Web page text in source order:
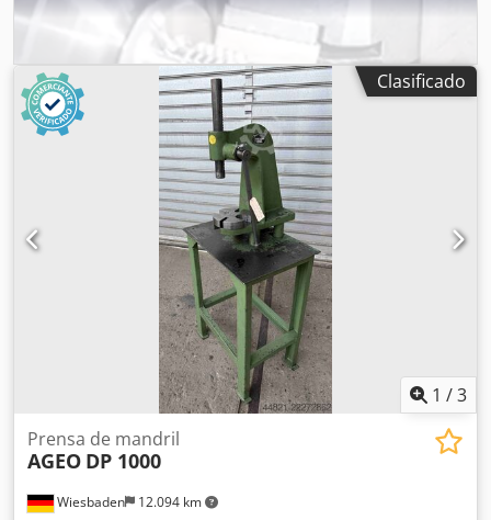
40000 kg Peso total de la herramienta: 80000 kg Peso de la
máquina: aproximadamente 580 t Chedpfx Acsyvz Stjiea
Equipamiento estándar Mesa deslizante que se extiende
hacia adelante Diámetro de los pasadores: 52 mm Fuerza
en micro pulgadas = 400 t Se ha instalado un sistema de
control SIEMENS. La documentación está disponible. Se
podría proporcionar una lista de embalaje, ya que una
prensa idéntica ya ha sido desmontada.
Clasificado
1 /3
Wiesbaden 12.094 km
Prensa de mandril
AGEO DP 1000